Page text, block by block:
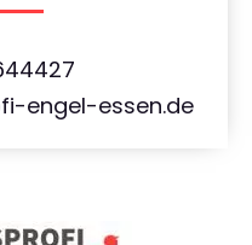
engel-essen.de